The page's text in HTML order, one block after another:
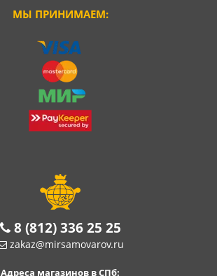
МЫ ПРИНИМАЕМ:
8 (812) 336 25 25
zakaz@mirsamovarov.ru
Адреса магазинов в СПб: